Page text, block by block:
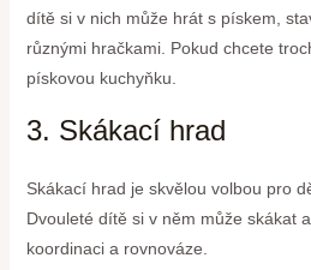
dítě si v nich může hrát s pískem,
různými hračkami. Pokud chcete
pískovou kuchyňku.
3. Skákací hrad
Skákací hrad je skvělou volbou pro
Dvouleté dítě si v něm může skákat
koordinaci a rovnováze.